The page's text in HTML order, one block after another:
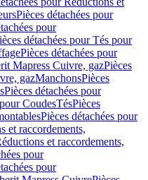
Pièces détachées pour
pour
détachées pour Tés pour
Pièces détachées pour
Mapress Cuivre, gazPièces
gazManchonsPièces
Pièces détachées pour
CoudesTésPièces
Pièces détachées pour
et raccordements,
et raccordements,
pour
pour